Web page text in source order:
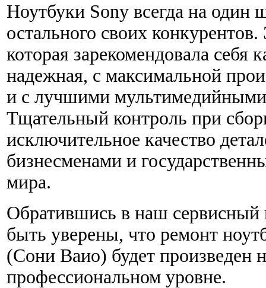
Ноутбуки Sony всегда на один
остального своих
которая зарекомендовала себя
надежная, с максимальной
и с лучшими мультимедийными
Тщательный контроль при
исключительное качество
бизнесменами и
мира.
Обратившись в наш
быть уверены, что ремонт
(Сони Ваио) будет произведен
профессиональном уровне.